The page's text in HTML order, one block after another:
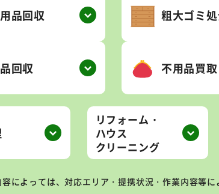
品回収 粗大ゴミ
回収 不用品買取
リフォーム・
ハウス
クリーニング
によっては、対応エリア・提携状況・作業内容等